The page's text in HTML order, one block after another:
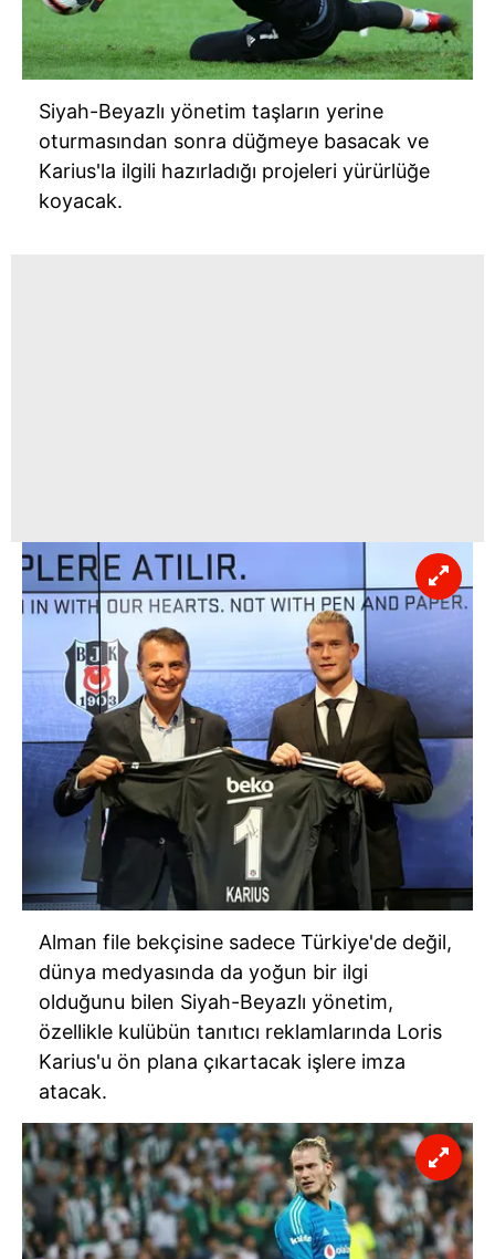
toplumu hizmetlerinin sunulması amacıyla
kullanılmaktadır. Diğer çerezler, sitemizin daha işlevsel
kılınması ve kişiselleştirilmesi ve sizlere yönelik
reklam/pazarlama faaliyetlerinin yapılması, amaçlarıyla
sınırlı olarak açık rızanız dahilinde kullanılacaktır.
Çerezlere ilişkin tercihlerinizi aşağıda yer alan panel
vasıtasıyla belirleyebilirsiniz. Çerezlere ilişkin detaylı bilgi
Siyah-Beyazlı yönetim taşların yerine
oturmasından sonra düğmeye basacak ve
Karius'la ilgili hazırladığı projeleri yürürlüğe
koyacak.
Alman file bekçisine sadece Türkiye'de değil,
dünya medyasında da yoğun bir ilgi
olduğunu bilen Siyah-Beyazlı yönetim,
özellikle kulübün tanıtıcı reklamlarında Loris
Karius'u ön plana çıkartacak işlere imza
atacak.